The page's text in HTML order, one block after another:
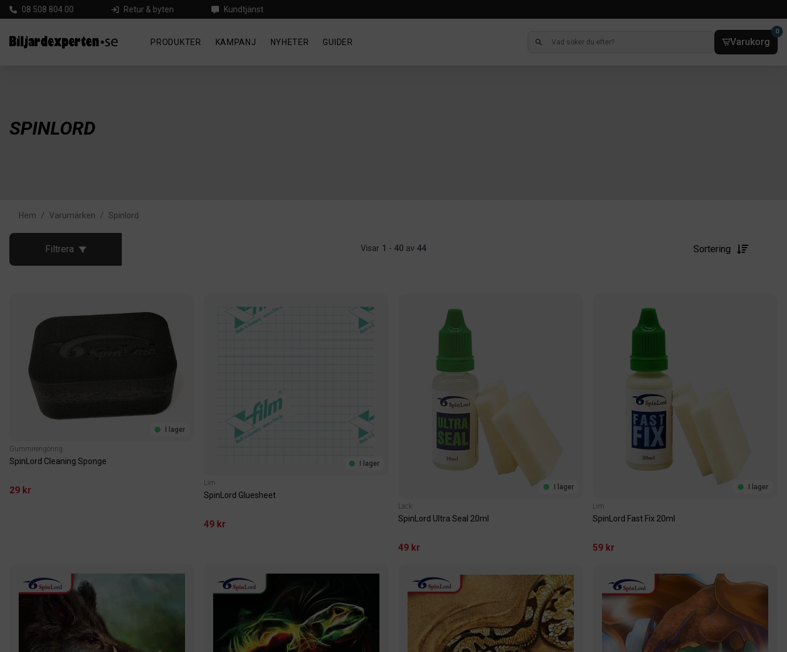
08 508 804 00 Retur & byten Kundtjänst
PRODUKTER KAMPANJ NYHETER GUIDER Varukorg
0
SPINLORD
Hem / Varumärken / Spinlord
Filtrera Visar 1 - 40 av 44 Sortering
I lager
Gummirengöring
SpinLord Cleaning Sponge
29 kr
I lager
Lim
SpinLord Gluesheet
49 kr
I lager
Lack
SpinLord Ultra Seal 20ml
49 kr
I lager
Lim
SpinLord Fast Fix 20ml
59 kr